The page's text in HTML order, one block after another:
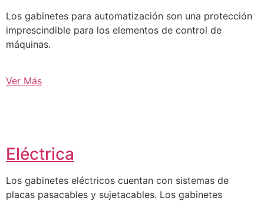
Los gabinetes para automatización son una protección
imprescindible para los elementos de control de
máquinas.
Ver Más
Eléctrica
Los gabinetes eléctricos cuentan con sistemas de
placas pasacables y sujetacables. Los gabinetes